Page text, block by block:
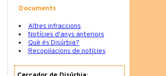
Documents
Altres infraccions
Notícies d'anys anteriors
Què és Disúrbia?
Recopilacions de notícies